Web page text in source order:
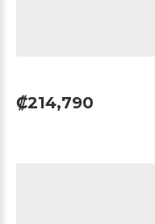
₡214,790